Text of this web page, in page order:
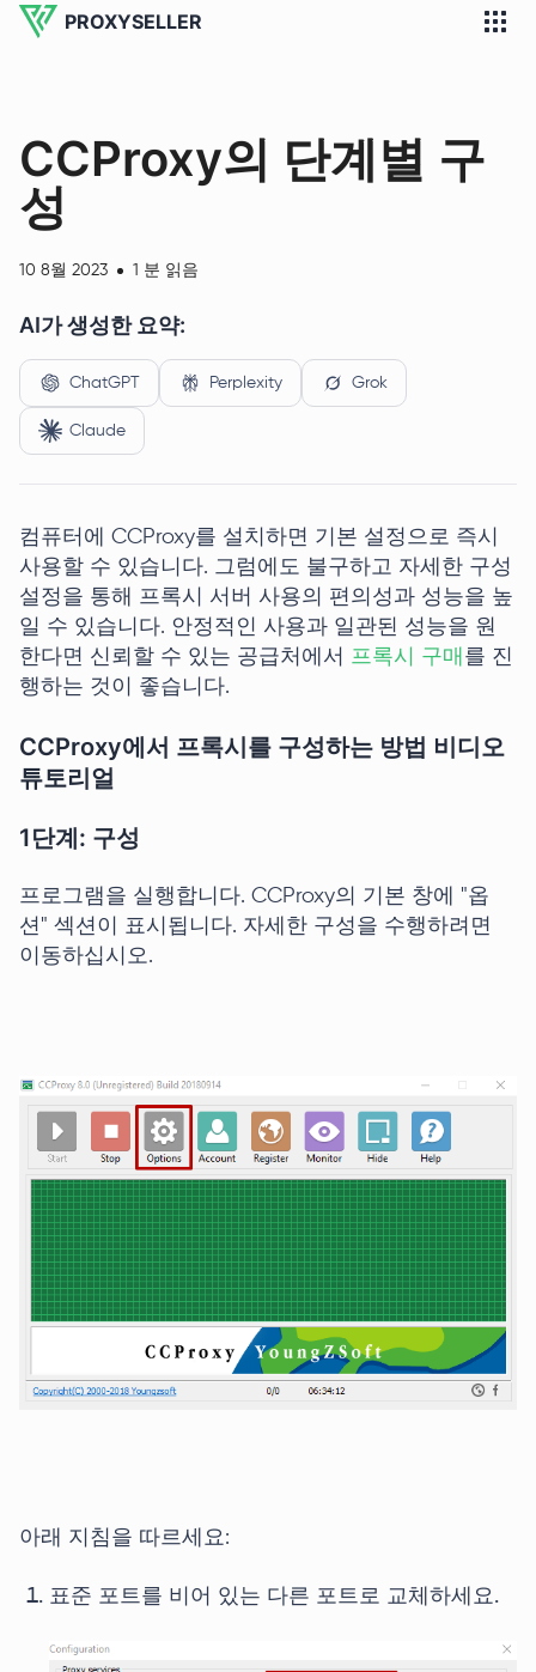
PROXYSELLER
CCProxy의 단계별 구
성
10 8월 2023 1 분 읽음
AI가 생성한 요약:
ChatGPT Perplexity Grok
Claude
컴퓨터에 CCProxy를 설치하면 기본 설정으로 즉시
사용할 수 있습니다. 그럼에도 불구하고 자세한 구성
설정을 통해 프록시 서버 사용의 편의성과 성능을 높
일 수 있습니다. 안정적인 사용과 일관된 성능을 원
한다면 신뢰할 수 있는 공급처에서 프록시 구매 를 진
행하는 것이 좋습니다.
CCProxy에서 프록시를 구성하는 방법 비디오
튜토리얼
1단계: 구성
프로그램을 실행합니다. CCProxy의 기본 창에 "옵
션" 섹션이 표시됩니다. 자세한 구성을 수행하려면
이동하십시오.
아래 지침을 따르세요:
표준 포트를 비어 있는 다른 포트로 교체하세요.